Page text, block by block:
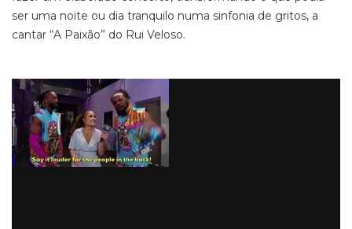
ser uma noite ou dia tranquilo numa sinfonia de gritos, a
cantar “A Paixão” do Rui Veloso.